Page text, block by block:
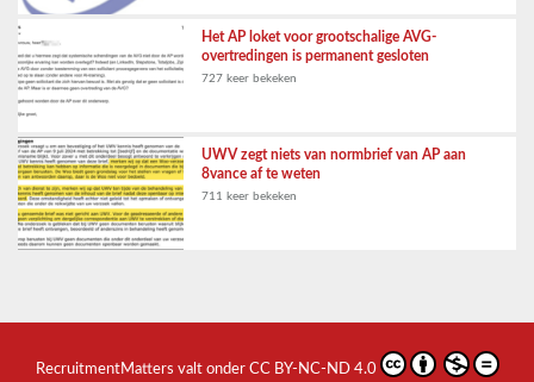
Het AP loket voor grootschalige AVG-
overtredingen is permanent gesloten
727 keer bekeken
UWV zegt niets van normbrief van AP aan
8vance af te weten
711 keer bekeken
RecruitmentMatters valt onder CC BY-NC-ND 4.0